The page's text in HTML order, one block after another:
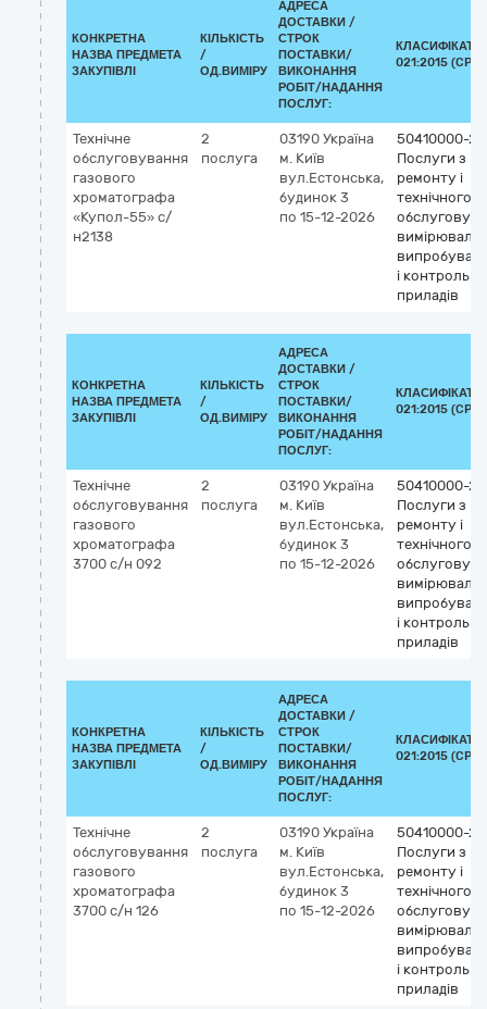
КОНКРЕТНА
НАЗВА ПРЕДМЕТА
ЗАКУПІВЛІ
КІЛЬКІСТЬ
/
ОД.ВИМІРУ
АДРЕСА
ДОСТАВКИ /
СТРОК
ПОСТАВКИ/
ВИКОНАННЯ
РОБІТ/НАДАННЯ
ПОСЛУГ:
021:2015 (CPV)
Технічне
обслуговування
газового
хроматографа
«Купол-55» с/
н2138
2
послуга
03190 Україна
м. Київ
вул.Естонська,
будинок 3
по 15-12-2026
50410000-2
Послуги з
ремонту і
технічного
і
приладів
КОНКРЕТНА
НАЗВА ПРЕДМЕТА
ЗАКУПІВЛІ
КІЛЬКІСТЬ
/
ОД.ВИМІРУ
АДРЕСА
ДОСТАВКИ /
СТРОК
ПОСТАВКИ/
ВИКОНАННЯ
РОБІТ/НАДАННЯ
ПОСЛУГ:
021:2015 (CPV)
Технічне
обслуговування
газового
хроматографа
3700 с/н 092
2
послуга
03190 Україна
м. Київ
вул.Естонська,
будинок 3
по 15-12-2026
50410000-2
Послуги з
ремонту і
технічного
і
приладів
КОНКРЕТНА
НАЗВА ПРЕДМЕТА
ЗАКУПІВЛІ
КІЛЬКІСТЬ
/
ОД.ВИМІРУ
АДРЕСА
ДОСТАВКИ /
СТРОК
ПОСТАВКИ/
ВИКОНАННЯ
РОБІТ/НАДАННЯ
ПОСЛУГ:
021:2015 (CPV)
Технічне
обслуговування
газового
хроматографа
3700 с/н 126
2
послуга
03190 Україна
м. Київ
вул.Естонська,
будинок 3
по 15-12-2026
50410000-2
Послуги з
ремонту і
технічного
і
приладів